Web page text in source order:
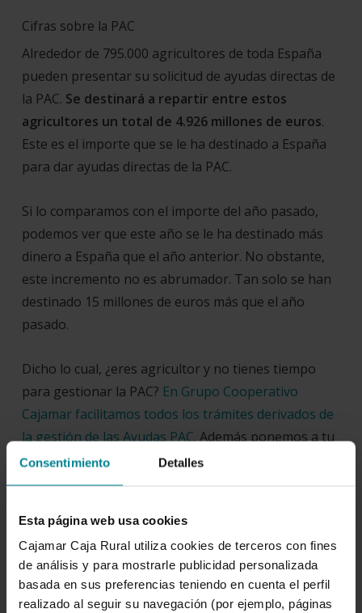
Consentimiento Detalles
Esta página web usa cookies
Cajamar Caja Rural utiliza cookies de terceros con fines
de análisis y para mostrarle publicidad personalizada
basada en sus preferencias teniendo en cuenta el perfil
realizado al seguir su navegación (por ejemplo, páginas
Cifras sobre la PAC
Alrededor de 795.000 agricultores de toda España
pueden presentar su solicitud de ayudas directas de
la PAC. Se destinará a repartir entre estos
agricultores un total de 4.926 millones de euros.
Este es el importe que se le ha destinado a España
para dar ayudas directas de la PAC.
Si lo comparamos con el importe del año pasado,
podemos ver que este año se le ha destinado más
dinero a España que el año anterior. No obstante,
este incremento no es abrumador. Tan solo se han
destinado 15 millones de euros más que el año
pasado.
Dicho lo cual, ¿eres agricultor y no tienes tiempo
para gestionar la PAC? En Grupo Cooperativo
Cajamar facilitamos todos los trámites derivados de
la gestión de las Ayudas PAC. Además ponemos a tu
disposición la posibilidad de anticipar el importe a
percibir de las Ayudas de la PAC. Podrás disponer del